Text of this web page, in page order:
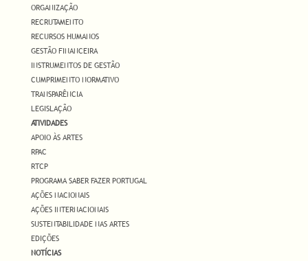
ORGANIZAÇÃO
RECRUTAMENTO
RECURSOS HUMANOS
GESTÃO FINANCEIRA
INSTRUMENTOS DE GESTÃO
CUMPRIMENTO NORMATIVO
TRANSPARÊNCIA
LEGISLAÇÃO
ATIVIDADES
APOIO ÀS ARTES
RPAC
RTCP
PROGRAMA SABER FAZER PORTUGAL
AÇÕES NACIONAIS
AÇÕES INTERNACIONAIS
SUSTENTABILIDADE NAS ARTES
EDIÇÕES
NOTÍCIAS